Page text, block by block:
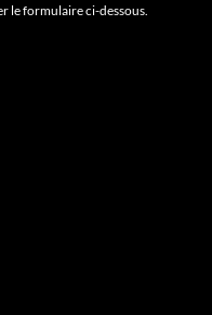
le formulaire ci-dessous.